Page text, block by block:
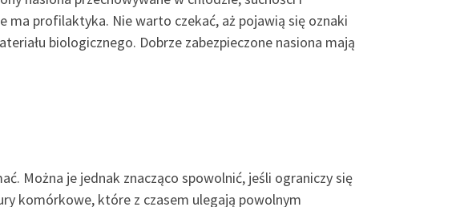
ma profilaktyka. Nie warto czekać, aż pojawią się oznaki
biologicznego. Dobrze zabezpieczone nasiona mają
Można je jednak znacząco spowolnić, jeśli ograniczy się
komórkowe, które z czasem ulegają powolnym